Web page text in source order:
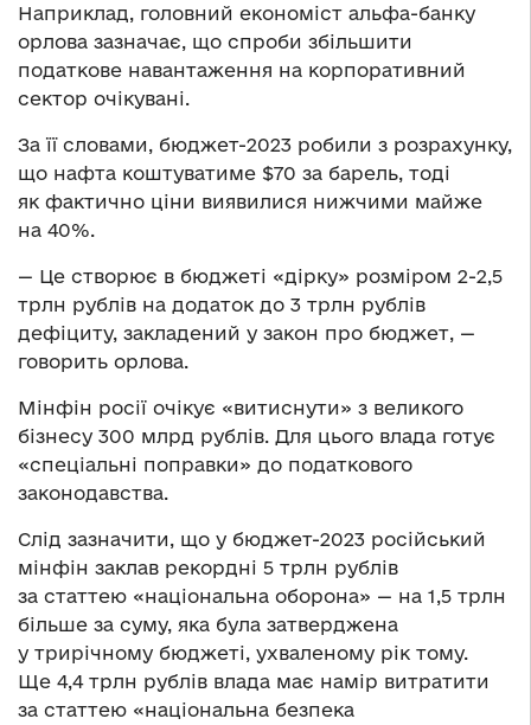
Наприклад, головний економіст альфа-банку
орлова зазначає, що спроби збільшити
податкове навантаження на корпоративний
сектор очікувані.
За її словами, бюджет-2023 робили з розрахунку,
що нафта коштуватиме $70 за барель, тоді
як фактично ціни виявилися нижчими майже
на 40%.
— Це створює в бюджеті «дірку» розміром 2-2,5
трлн рублів на додаток до 3 трлн рублів
дефіциту, закладений у закон про бюджет, —
говорить орлова.
Мінфін росії очікує «витиснути» з великого
бізнесу 300 млрд рублів. Для цього влада готує
«спеціальні поправки» до податкового
законодавства.
Слід зазначити, що у бюджет-2023 російський
мінфін заклав рекордні 5 трлн рублів
за статтею «національна оборона» — на 1,5 трлн
більше за суму, яка була затверджена
у трирічному бюджеті, ухваленому рік тому.
Ще 4,4 трлн рублів влада має намір витратити
за статтею «національна безпека